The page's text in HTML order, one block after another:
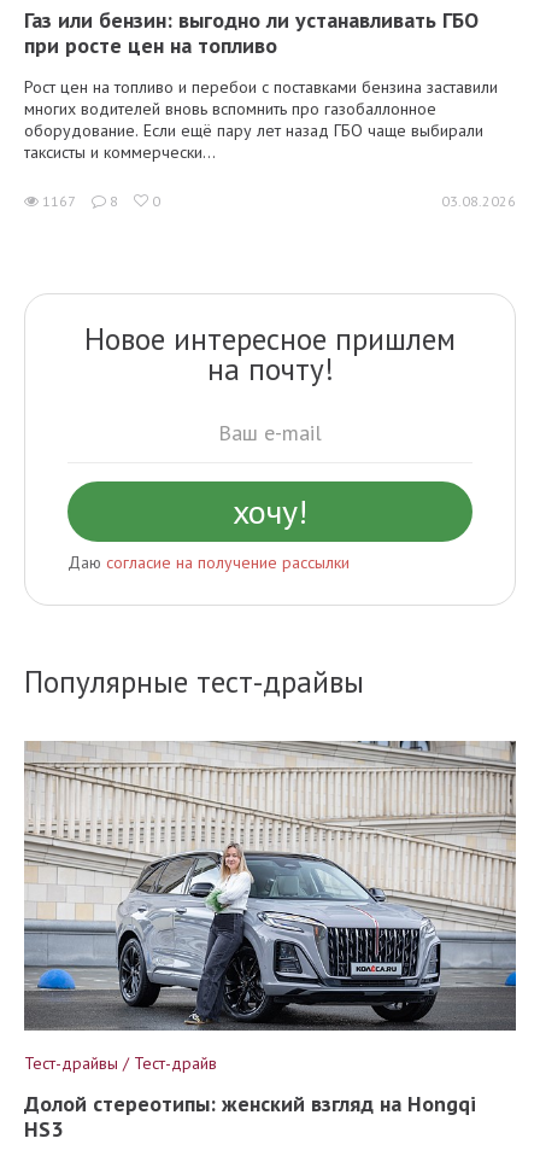
Газ или бензин: выгодно ли устанавливать ГБО
при росте цен на топливо
Рост цен на топливо и перебои с поставками бензина заставили
многих водителей вновь вспомнить про газобаллонное
оборудование. Если ещё пару лет назад ГБО чаще выбирали
таксисты и коммерчески...
1167 8 0 03.08.2026
Новое интересное пришлем
на почту!
Даю согласие на получение рассылки
Популярные тест-драйвы
Тест-драйвы / Тест-драйв
Долой стереотипы: женский взгляд на Hongqi
HS3